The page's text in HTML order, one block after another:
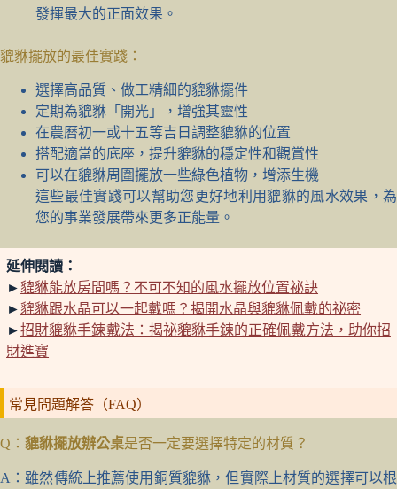
發揮最大的正面效果。
貔貅擺放的最佳實踐：
選擇高品質、做工精細的貔貅擺件
定期為貔貅「開光」，增強其靈性
在農曆初一或十五等吉日調整貔貅的位置
搭配適當的底座，提升貔貅的穩定性和觀賞性
可以在貔貅周圍擺放一些綠色植物，增添生機
這些最佳實踐可以幫助您更好地利用貔貅的風水效果，為
您的事業發展帶來更多正能量。
延伸閱讀：
►貔貅能放房間嗎？不可不知的風水擺放位置祕訣
►貔貅跟水晶可以一起戴嗎？揭開水晶與貔貅佩戴的祕密
►招財貔貅手鍊戴法：揭祕貔貅手鍊的正確佩戴方法，助你招
財進寶
常見問題解答（FAQ）
Q： 貔貅擺放辦公桌是否一定要選擇特定的材質？
A：雖然傳統上推薦使用銅質貔貅，但實際上材質的選擇可以根